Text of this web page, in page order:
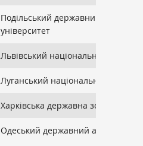
Подільський державний аграрно-
університет
Львівський національний
Луганський національний
Харківська державна
Одеський державний аграрний